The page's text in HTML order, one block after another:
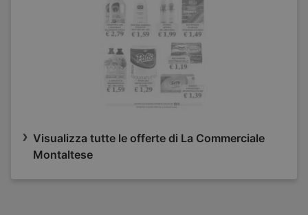
Visualizza tutte le offerte di La Commerciale
Montaltese